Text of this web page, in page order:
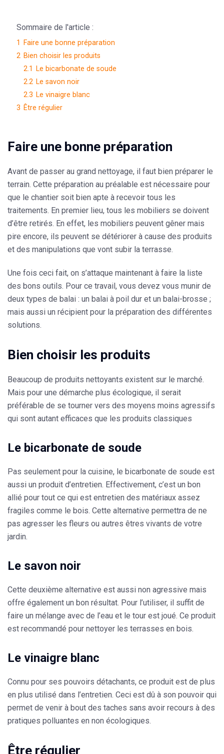
Sommaire de l'article :
1
Faire une bonne préparation
2 Bien choisir les produits
2.1
Le bicarbonate de soude
2.2 Le savon noir
2.3 Le vinaigre blanc
3 Être régulier
Faire une bonne préparation
Avant de passer au grand nettoyage, il faut bien préparer le
terrain. Cette préparation au préalable est nécessaire pour
que le chantier soit bien apte à recevoir tous les
traitements. En premier lieu, tous les mobiliers se doivent
d’être retirés. En effet, les mobiliers peuvent gêner mais
pire encore, ils peuvent se détériorer à cause des produits
et des manipulations que vont subir la terrasse.
Une fois ceci fait, on s’attaque maintenant à faire la liste
des bons outils. Pour ce travail, vous devez vous munir de
deux types de balai : un balai à poil dur et un balai-brosse ;
mais aussi un récipient pour la préparation des différentes
solutions.
Bien choisir les produits
Beaucoup de produits nettoyants existent sur le marché.
Mais pour une démarche plus écologique, il serait
préférable de se tourner vers des moyens moins agressifs
qui sont autant efficaces que les produits classiques
Le bicarbonate de soude
Pas seulement pour la cuisine, le bicarbonate de soude est
aussi un produit d’entretien. Effectivement, c’est un bon
allié pour tout ce qui est entretien des matériaux assez
fragiles comme le bois. Cette alternative permettra de ne
pas agresser les fleurs ou autres êtres vivants de votre
jardin.
Le savon noir
Cette deuxième alternative est aussi non agressive mais
offre également un bon résultat. Pour l’utiliser, il suffit de
faire un mélange avec de l’eau et le tour est joué. Ce produit
est recommandé pour nettoyer les terrasses en bois.
Le vinaigre blanc
Connu pour ses pouvoirs détachants, ce produit est de plus
en plus utilisé dans l’entretien. Ceci est dû à son pouvoir qui
permet de venir à bout des taches sans avoir recours à des
pratiques polluantes en non écologiques.
Être régulier